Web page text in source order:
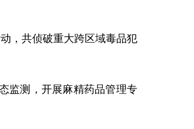
，共侦破重大跨区域毒品犯
监测，开展麻精药品管理专